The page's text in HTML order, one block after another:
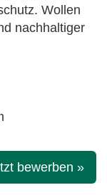
Wollen
nachhaltiger
bewerben »